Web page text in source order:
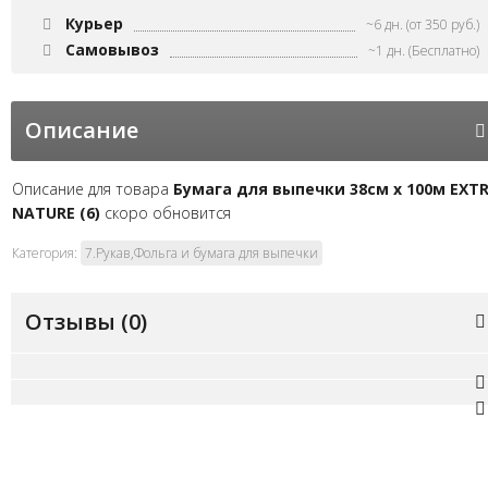
Курьер ~6 дн. (от 350 руб.)
Самовывоз ~1 дн. (Бесплатно)
Описание
Описание для товара Бумага для выпечки 38см х 100м
NATURE (6) скоро обновится
Категория: 7.Рукав,Фольга и бумага для выпечки
Отзывы (0)